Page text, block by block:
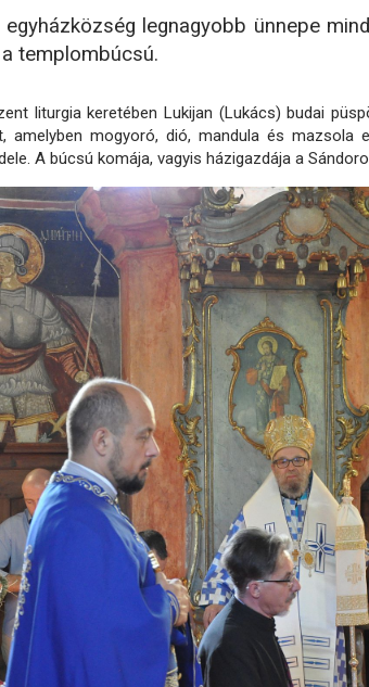
egyházközség legnagyobb ünnepe
templombúcsú.
liturgia keretében Lukijan (Lukács) budai
amelyben mogyoró, dió, mandula és mazsola
A búcsú komája, vagyis házigazdája a